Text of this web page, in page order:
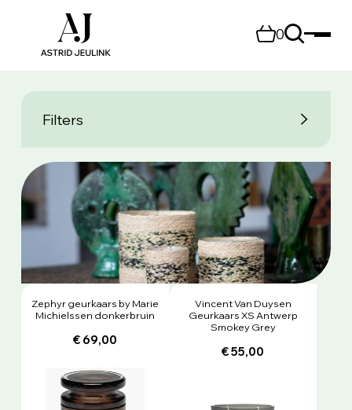
0
Filters
Zephyr geurkaars by Marie
Michielssen donkerbruin
€ 69,00
Vincent Van Duysen
Geurkaars XS Antwerp
Smokey Grey
€ 55,00